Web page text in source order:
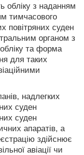
обліку з наданням
тимчасового
повітряних суден
органом з
обліку та форма
для таких
надлегких
суден
суден
апаратів, а
здійснює
авіації чи